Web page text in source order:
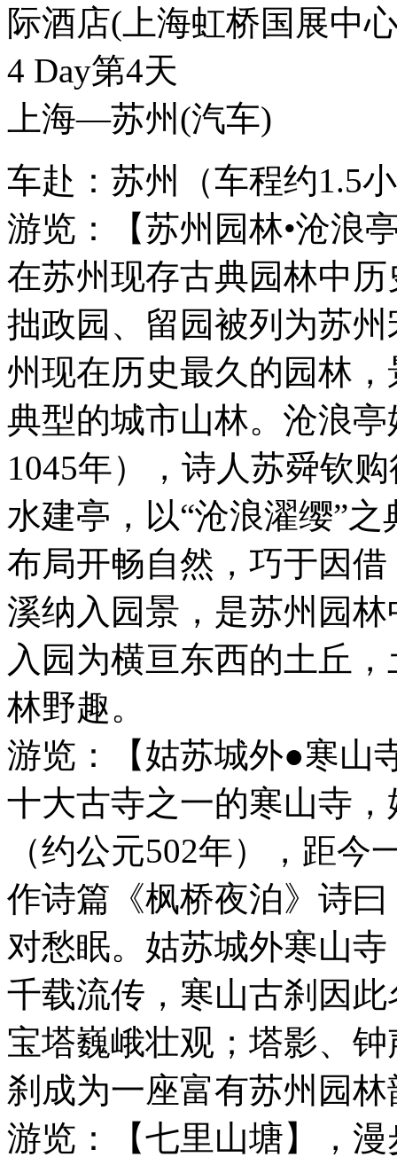
际酒店(上海虹桥国展中
4 Day第4天
上海—苏州 (汽车)
车赴：苏州（车程约1.5
游览：【苏州园林•沧浪
在苏州现存古典园林中
拙政园、留园被列为苏
州现在历史最久的园林
典型的城市山林。沧浪
1045年），诗人苏舜钦
水建亭，以“沧浪濯缨”
布局开畅自然，巧于因
溪纳入园景，是苏州园
入园为横亘东西的土丘
林野趣。
游览：【姑苏城外●寒山
十大古寺之一的寒山寺
（约公元502年），距
作诗篇《枫桥夜泊》诗
对愁眠。姑苏城外寒山
千载流传，寒山古刹因
宝塔巍峨壮观；塔影、
刹成为一座富有苏州园
游览：【七里山塘】，